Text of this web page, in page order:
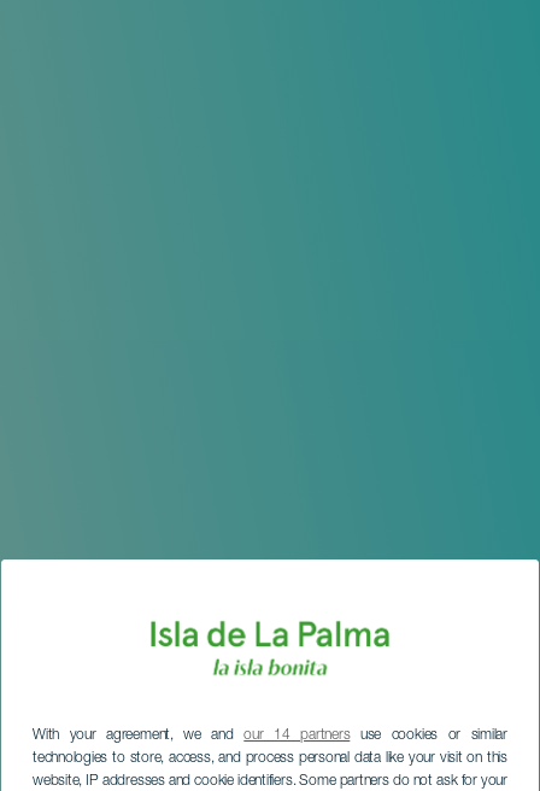
With your agreement, we andour 14 partnersuse cookies or similar
technologies to store, access, and process personal data like your visit on this
website, IP addresses and cookie identifiers. Some partners do not ask for your